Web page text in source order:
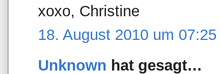
xoxo, Christine
18. August 2010 um 07:25
Unknown hat gesagt…